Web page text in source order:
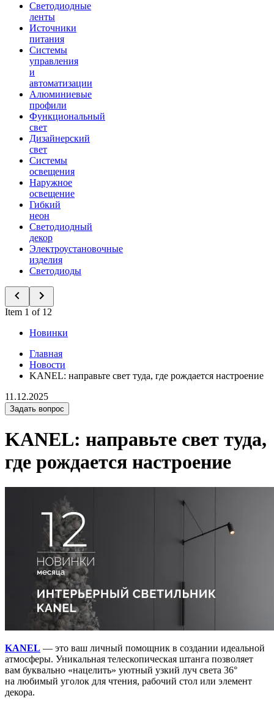
Светодиодные
ленты
Источники
питания
Системы
управления
и
автоматизации
Алюминиевые
профили
Функциональный
свет
Дизайнерский
свет
Системы
освещения
Наружное
освещение
Гибкий
неон
Светодиодный
декор
Электроустановочные
изделия
Светодиоды
Item 1 of 12
Новинки
Главная
Новости
KANEL: направьте свет туда, где рождается настроение
11.12.2025
Задать вопрос
KANEL: направьте свет туда,
где рождается настроение
KANEL — это ваш личный помощник в создании идеальной
атмосферы. Уникальная телескопическая штанга позволяет
вам буквально «нацелить» уютный узкий луч света 36°
на любимый уголок для чтения, рабочий стол или элемент
декора.